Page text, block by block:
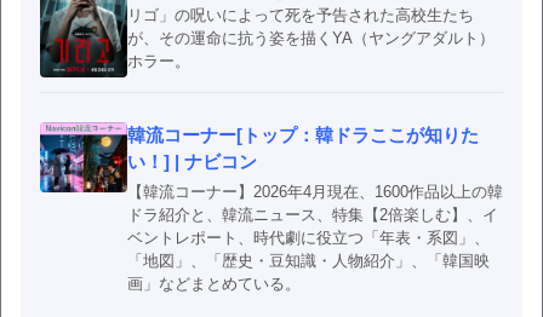
リゴ」の呪いによって死を予告された高校生たち
が、その運命に抗う姿を描くYA（ヤングアダルト）
ホラー。
韓流コーナー[トップ：韓ドラここが知りた
い！] | ナビコン
【韓流コーナー】2026年4月現在、1600作品以上の韓
ドラ紹介と、韓流ニュース、特集【2倍楽しむ】、イ
ベントレポート、時代劇に役立つ「年表・系図」、
「地図」、「歴史・豆知識・人物紹介」、「韓国映
画」などまとめている。